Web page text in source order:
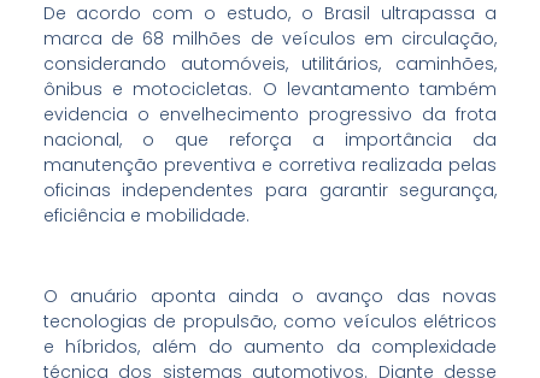
De acordo com o estudo, o Brasil ultrapassa a
marca de 68 milhões de veículos em circulação,
considerando automóveis, utilitários, caminhões,
ônibus e motocicletas. O levantamento também
evidencia o envelhecimento progressivo da frota
nacional, o que reforça a importância da
manutenção preventiva e corretiva realizada pelas
oficinas independentes para garantir segurança,
eficiência e mobilidade.
O anuário aponta ainda o avanço das novas
tecnologias de propulsão, como veículos elétricos
e híbridos, além do aumento da complexidade
técnica dos sistemas automotivos. Diante desse